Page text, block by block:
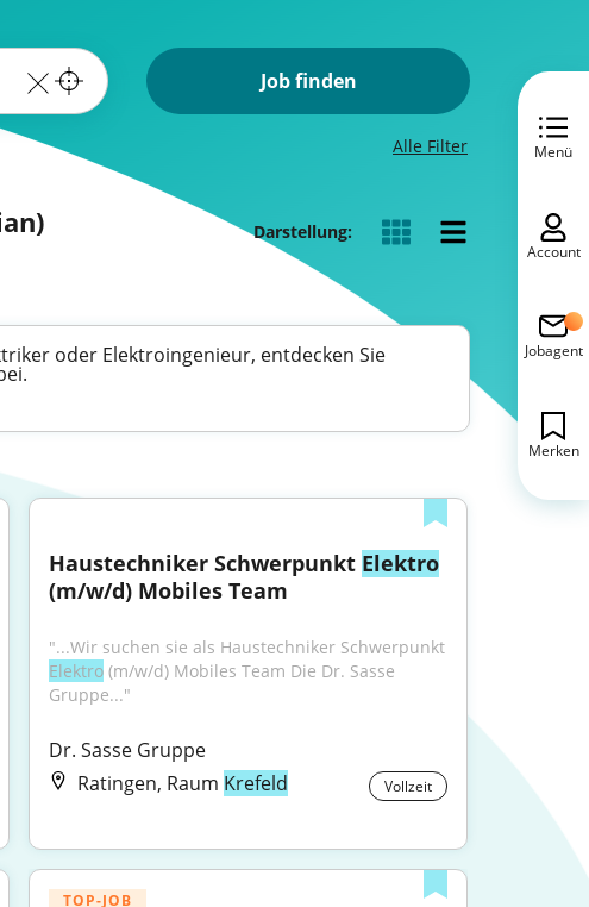
Job finden
Alle Filter
Darstellung:
oder Elektroingenieur, entdecken Sie
Haustechniker Schwerpunkt Elektro
(m/w/d) Mobiles Team
"...Wir suchen sie als Haustechniker Schwerpunkt
Elektro (m/w/d) Mobiles Team Die Dr. Sasse
Gruppe..."
Dr. Sasse Gruppe
Ratingen, Raum Krefeld Vollzeit
TOP-JOB
Menü
Account
Jobagent
Merken